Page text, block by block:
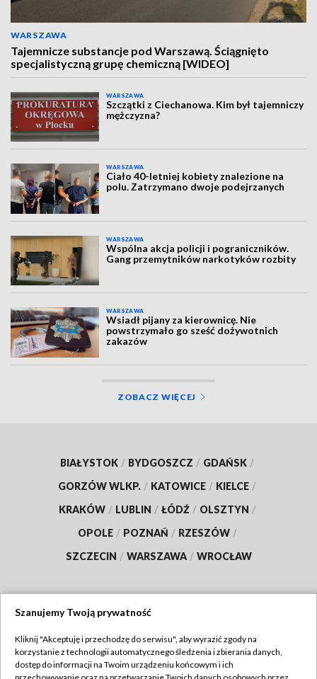
WARSZAWA
Tajemnicze substancje pod Warszawą. Ściągnięto
specjalistyczną grupę chemiczną [WIDEO]
WARSZAWA
Szczątki z Ciechanowa. Kim był tajemniczy
mężczyzna?
WARSZAWA
Ciało 40-letniej kobiety znalezione na
polu. Zatrzymano dwoje podejrzanych
WARSZAWA
Wspólna akcja policji i pograniczników.
Gang przemytników narkotyków rozbity
WARSZAWA
Wsiadł pijany za kierownicę. Nie
powstrzymało go sześć dożywotnich
zakazów
ZOBACZ WIĘCEJ
BIAŁYSTOK / BYDGOSZCZ / GDAŃSK /
GORZÓW WLKP. / KATOWICE / KIELCE /
KRAKÓW / LUBLIN / ŁÓDŹ / OLSZTYN /
OPOLE / POZNAŃ / RZESZÓW /
SZCZECIN / WARSZAWA / WROCŁAW
TVP
Szanujemy Twoją prywatność
Kliknij "Akceptuję i przechodzę do serwisu", aby wyrazić zgody na
korzystanie z technologii automatycznego śledzenia i zbierania danych,
dostęp do informacji na Twoim urządzeniu końcowym i ich